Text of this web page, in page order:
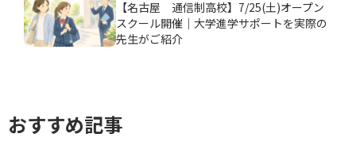
【名古屋 通信制高校】7/25(土)オープン
スクール開催｜大学進学サポートを実際の
先生がご紹介
おすすめ記事